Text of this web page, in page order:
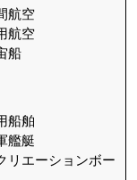
航空
航空
船
船舶
艦艇
リエーションボー